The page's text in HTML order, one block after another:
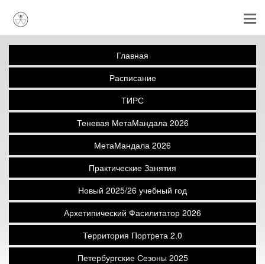
Главная
Расписание
ТИРС
Теневая МетаМандала 2026
МетаМандала 2026
Практические Занятия
Новый 2025/26 учебный год
Архетипический Фасилитатор 2026
Территория Портрета 2.0
Петербургские Сезоны 2025